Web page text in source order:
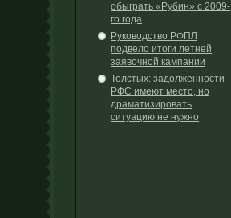
обыграть «Рубин» с 2009-
го года
Руководство РФПЛ
подвело итоги летней
заявочной кампании
Толстых: задолженности
РФС имеют место, но
драматизировать
ситуацию не нужно